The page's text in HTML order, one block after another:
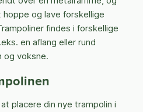
og lave forskellige
findes i forskellige
en aflang eller rund
og voksne.
placere din nye trampolin i